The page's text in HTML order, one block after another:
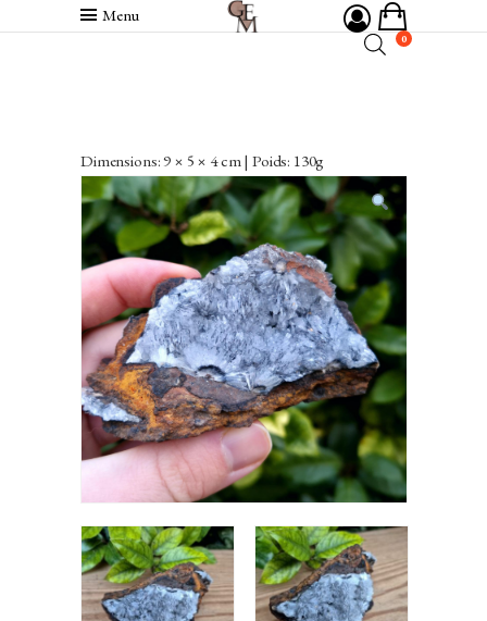
Menu
0
Dimensions: 9 × 5 × 4 cm | Poids: 130g